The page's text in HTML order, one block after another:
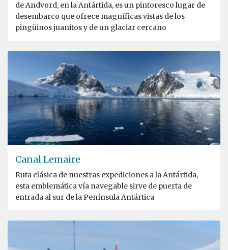
de Andvord, en la Antártida, es un pintoresco lugar de
desembarco que ofrece magníficas vistas de los
pingüinos juanitos y de un glaciar cercano
Canal Lemaire
Ruta clásica de nuestras expediciones a la Antártida,
esta emblemática vía navegable sirve de puerta de
entrada al sur de la Península Antártica